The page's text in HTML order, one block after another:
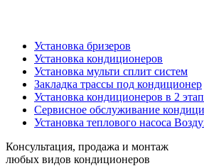
Установка бризеров
Установка кондиционеров
Установка мульти сплит систем
Закладка трассы под кондиционер
Установка кондиционеров в 2
Сервисное обслуживание
Установка теплового насоса
Консультация, продажа и монтаж
любых видов кондиционеров